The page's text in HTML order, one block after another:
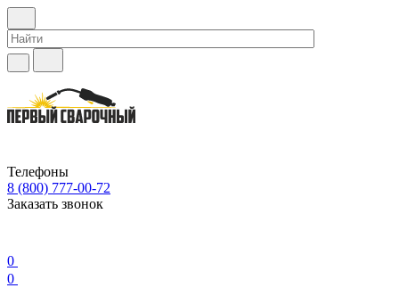
Телефоны
8 (800) 777-00-72
Заказать звонок
0
0